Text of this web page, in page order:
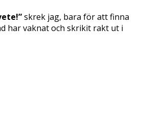
skrek jag, bara för att finna
har vaknat och skrikit rakt ut i